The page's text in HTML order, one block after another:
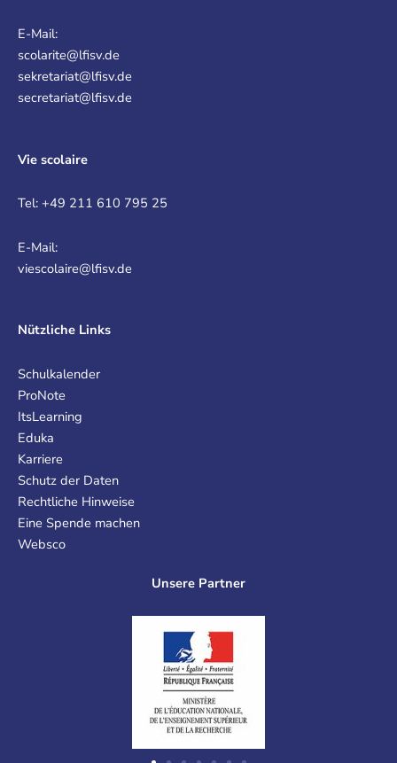
E-Mail:
scolarite@lfisv.de
sekretariat@lfisv.de
secretariat@lfisv.de
Vie scolaire
Tel: +49 211 610 795 25
E-Mail:
viescolaire@lfisv.de
Nützliche Links
Schulkalender
ProNote
ItsLearning
Eduka
Karriere
Schutz der Daten
Rechtliche Hinweise
Eine Spende machen
Websco
Unsere Partner